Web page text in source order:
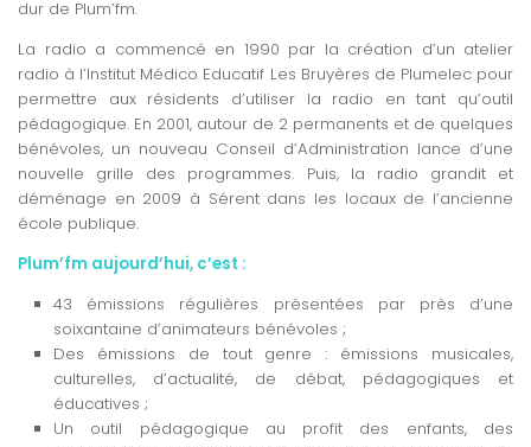
dur de Plum’fm.
La radio a commencé en 1990 par la création d’un atelier
radio à l’Institut Médico Educatif Les Bruyères de Plumelec pour
permettre aux résidents d’utiliser la radio en tant qu’outil
pédagogique. En 2001, autour de 2 permanents et de quelques
bénévoles, un nouveau Conseil d’Administration lance d’une
nouvelle grille des programmes. Puis, la radio grandit et
déménage en 2009 à Sérent dans les locaux de l’ancienne
école publique.
Plum’fm aujourd’hui, c’est :
43 émissions régulières présentées par près d’une
soixantaine d’animateurs bénévoles ;
Des émissions de tout genre : émissions musicales,
culturelles, d’actualité, de débat, pédagogiques et
éducatives ;
Un outil pédagogique au profit des enfants, des